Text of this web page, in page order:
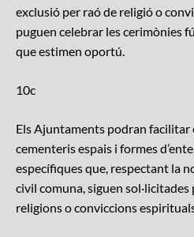
exclusió per raó de religió o
puguen celebrar les cerimònies
que estimen oportú.
10c
Els Ajuntaments podran facilitar
cementeris espais i formes
específiques que, respectant la
civil comuna, siguen sol·licitades
religions o conviccions